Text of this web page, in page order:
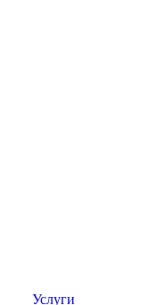
Услуги